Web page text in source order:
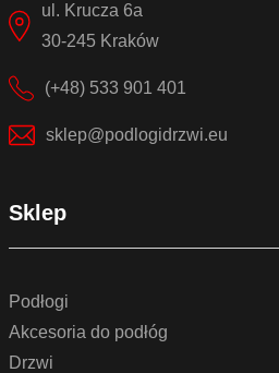
ul. Krucza 6a
30-245 Kraków
(+48) 533 901 401
sklep@podlogidrzwi.eu
Sklep
Podłogi
Akcesoria do podłóg
Drzwi